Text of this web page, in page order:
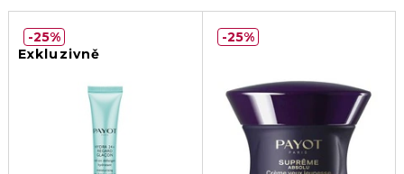
Exkluzivně
25% 25%